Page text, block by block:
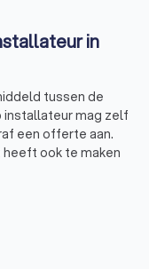
configuratie
volgt de
omvat het
en
een optimale
uitgevoerd.
in
tussen de
installateur mag zelf
een offerte aan.
ook te maken